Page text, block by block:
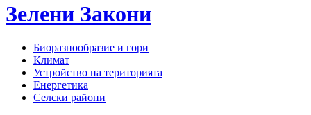
Зелени Закони
Биоразнообразие и гори
Климат
Устройство на територията
Енергетика
Селски райони